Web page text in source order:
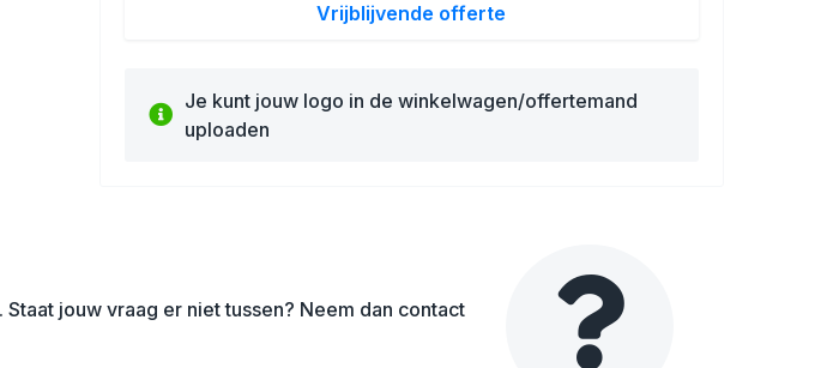
Vrijblijvende offerte
Je kunt jouw logo in de winkelwagen/offertemand
uploaden
jouw vraag er niet tussen? Neem dan contact